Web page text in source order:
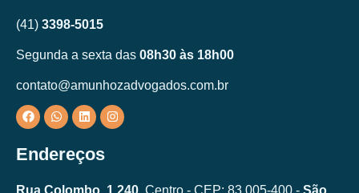
(41) 3398-5015
Segunda a sexta das 08h30 às 18h00
contato@amunhozadvogados.com.br
Endereços
Rua Colombo, 1.240, Centro - CEP: 83.005-400 - São